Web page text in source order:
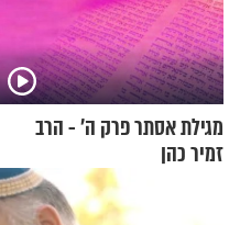
מגילת אסתר פרק ה’ - הרב
זמיר כהן